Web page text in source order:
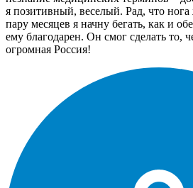
я позитивный, веселый. Рад, что нога
пару месяцев я начну бегать, как и
ему благодарен. Он смог сделать то,
огромная Россия!